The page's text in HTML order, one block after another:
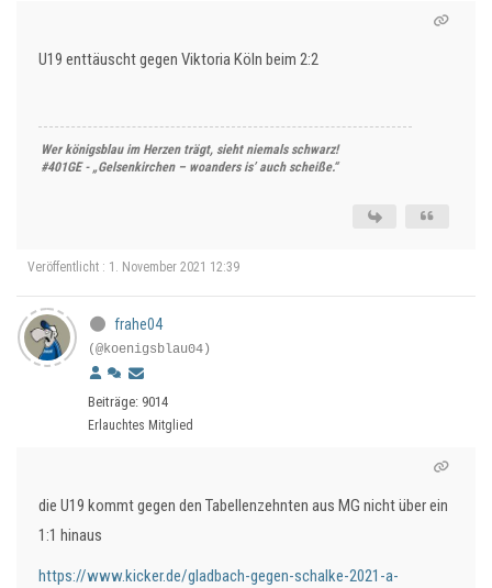
U19 enttäuscht gegen Viktoria Köln beim 2:2
Wer königsblau im Herzen trägt, sieht niemals schwarz!
#401GE - „Gelsenkirchen – woanders is’ auch scheiße.“
Veröffentlicht : 1. November 2021 12:39
frahe04
(@koenigsblau04)
Beiträge: 9014
Erlauchtes Mitglied
die U19 kommt gegen den Tabellenzehnten aus MG nicht über ein
1:1 hinaus
https://www.kicker.de/gladbach-gegen-schalke-2021-a-